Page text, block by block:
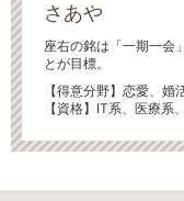
さあや
座右の銘は「一期一会
とが目標。
【得意分野】 恋愛、婚
【資格】IT系、医療系